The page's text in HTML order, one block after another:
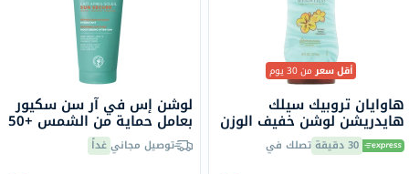
أقل سعرمن 30 يوم
هاوايان تروبيك سيلك
هايدريشن لوشن خفيف الوزن
بعد التعرض لأشعة الشمس
177 مل 30 دقيقة تصلك في
لوشن إس في آر سن سكيور
بعامل حماية من الشمس +50
ل بعد التعرض للشمس، مرمم
و مهدئ - 200 مل
توصيل مجانيغداً